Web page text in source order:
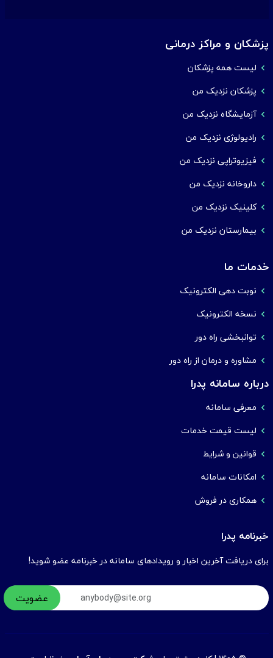
پزشکان و مراکز درمانی
لیست همه پزشکان
پزشکان نزدیک من
آزمایشگاه نزدیک من
رادیولوژی نزدیک من
فیزیوتراپی نزدیک من
داروخانه نزدیک من
کلینیک نزدیک من
بیمارستان نزدیک من
خدمات ما
نوبت دهی الکترونیک
نسخه الکترونیک
توانبخشی راه دور
مشاوره و درمان از راه دور
درباره سامانه پدرا
معرفی سامانه
لیست قیمت خدمات
قوانین و شرایط
امکانات سامانه
همکاری در فروش
خبرنامه پدرا
برای دریافت آخرین اخبار و رویدادهای سامانه در خبرنامه عضو شوید!